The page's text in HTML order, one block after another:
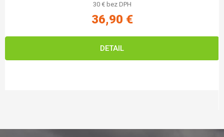
30 € bez DPH
36,90 €
DETAIL